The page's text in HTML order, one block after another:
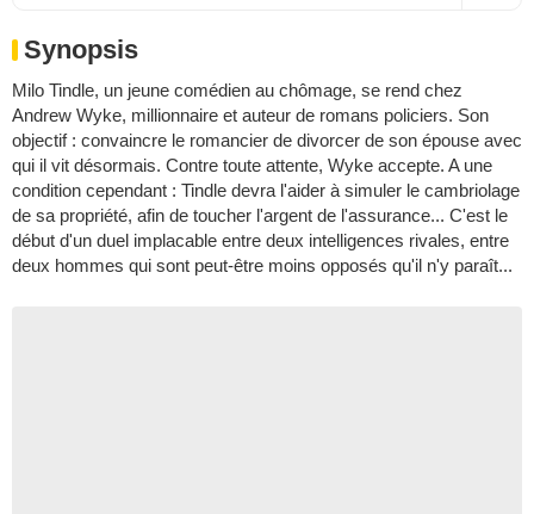
Synopsis
Milo Tindle, un jeune comédien au chômage, se rend chez
Andrew Wyke, millionnaire et auteur de romans policiers. Son
objectif : convaincre le romancier de divorcer de son épouse avec
qui il vit désormais. Contre toute attente, Wyke accepte. A une
condition cependant : Tindle devra l'aider à simuler le cambriolage
de sa propriété, afin de toucher l'argent de l'assurance... C'est le
début d'un duel implacable entre deux intelligences rivales, entre
deux hommes qui sont peut-être moins opposés qu'il n'y paraît...